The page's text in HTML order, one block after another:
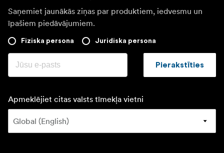
Saņemiet jaunākās ziņas par produktiem, iedvesmu un
īpašiem piedāvājumiem.
Fiziska persona Juridiska persona
Pierakstīties
Apmeklējiet citas valsts tīmekļa vietni